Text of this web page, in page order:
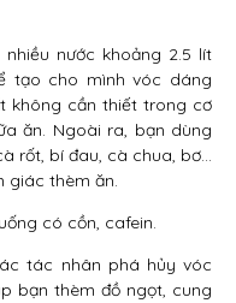
nước khoảng 2.5 lít
tạo cho mình vóc dáng
không cần thiết trong cơ
ăn. Ngoài ra, bạn dùng
rốt, bí đau, cà chua, bơ…
giác thèm ăn.
có cồn, cafein.
tác nhân phá hủy vóc
bạn thèm đồ ngọt, cung